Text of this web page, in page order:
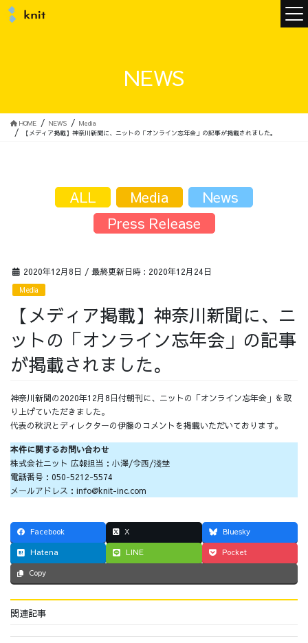
サービス
採用情報
採用情報トップ
お問い合わせ
NEWS
HOME NEWS
Media
【メディア掲載】神奈川新聞に、ニットの「オンライン忘年会」の記事が掲載されました。
2020年12月8日 / 最終更新日時 : 2020年12月24日
Media
【メディア掲載】神奈川新聞に、ニ
ットの「オンライン忘年会」の記事
が掲載されました。
神奈川新聞の2020年12月8日付朝刊に、ニットの「オンライン忘年会」を取
り上げていただきました。
代表の秋沢とディレクターの伊藤のコメントを掲載いただいております。
本件に関するお問い合わせ
株式会社ニット 広報担当：小澤/今西/淺埜
電話番号：050-5212-5574
メールアドレス：info@knit-inc.com
Facebook X
Bluesky
Hatena
LINE Pocket
Copy
関連記事
ALL Media
News
Press Release